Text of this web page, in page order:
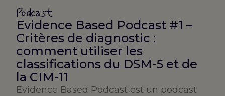
Podcast
Evidence Based Podcast #1 –
Critères de diagnostic :
comment utiliser les
classifications du DSM-5 et de
la CIM-11
Evidence Based Podcast est un podcast